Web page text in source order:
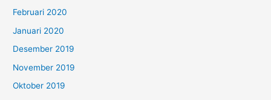
Februari 2020
Januari 2020
Desember 2019
November 2019
Oktober 2019